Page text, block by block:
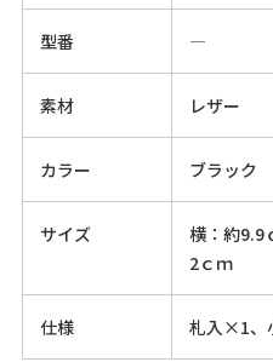
型番 ―
素材 レザー
カラー ブラック
サイズ
横：約
2ｃｍ
仕様 札入×1、